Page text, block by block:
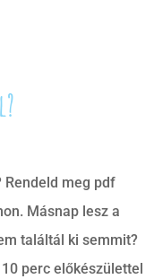
Rendeld meg pdf
Másnap lesz a
találtál ki semmit?
perc előkészülettel